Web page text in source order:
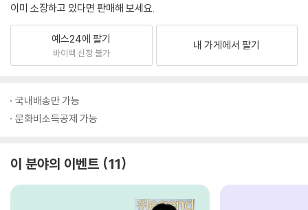
이미 소장하고 있다면 판매해 보세요.
예스24에 팔기
바이백 신청 불가
내 가게에서 팔기
국내배송만 가능
문화비소득공제 가능
이 분야의 이벤트 11